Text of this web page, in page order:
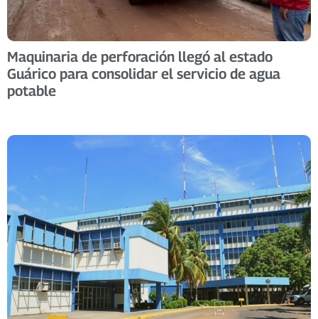
Maquinaria de perforación llegó al estado
Guárico para consolidar el servicio de agua
potable